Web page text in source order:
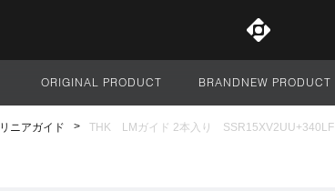
サイト全体
ORIGINAL PRODUCT BRANDNEW PRODUCT
リニアガイド THK LMガイド 2本入り SSR15XV2UU+340LF